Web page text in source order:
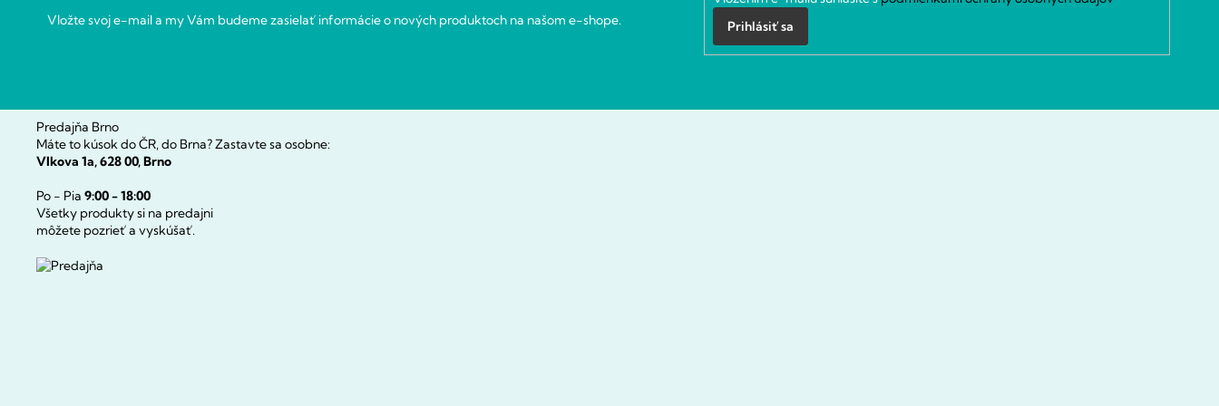
Vložte svoj e-mail a my Vám budeme zasielať informácie o nových produktoch na našom e-shope.
Prihlásiť sa
Predajňa Brno
Máte to kúsok do ČR, do Brna? Zastavte sa osobne:
Vlkova 1a, 628 00, Brno
Po - Pia 9:00 - 18:00
Všetky produkty si na predajni
môžete pozrieť a vyskúšať.